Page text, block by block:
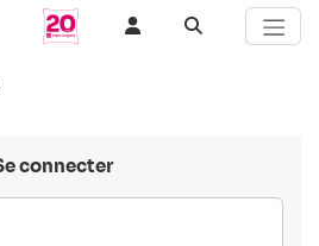
connecter